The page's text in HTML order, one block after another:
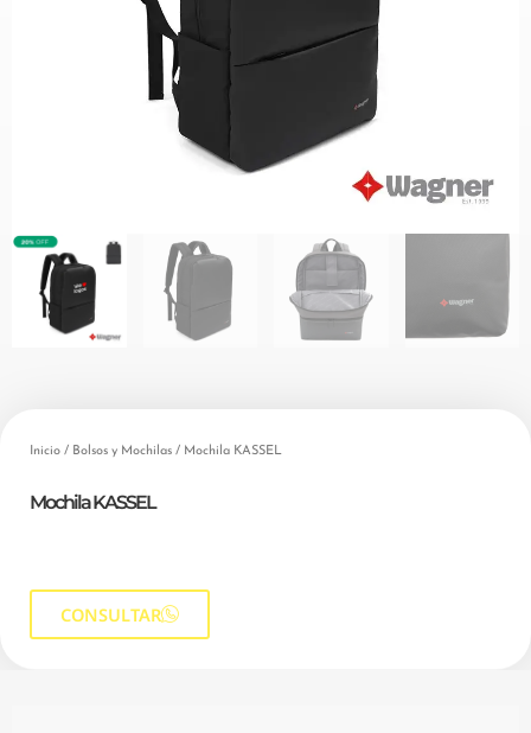
Inicio / Bolsos y Mochilas / Mochila KASSEL
Mochila KASSEL
CONSULTAR